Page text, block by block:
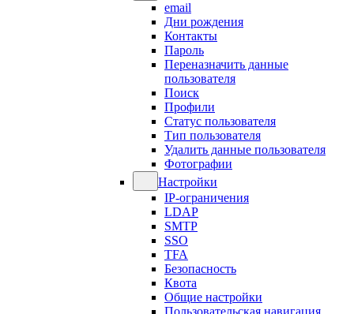
email
Дни рождения
Контакты
Пароль
Переназначить данные
пользователя
Поиск
Профили
Статус пользователя
Тип пользователя
Удалить данные пользователя
Фотографии
Настройки
IP-ограничения
LDAP
SMTP
SSO
TFA
Безопасность
Квота
Общие настройки
Пользовательская навигация